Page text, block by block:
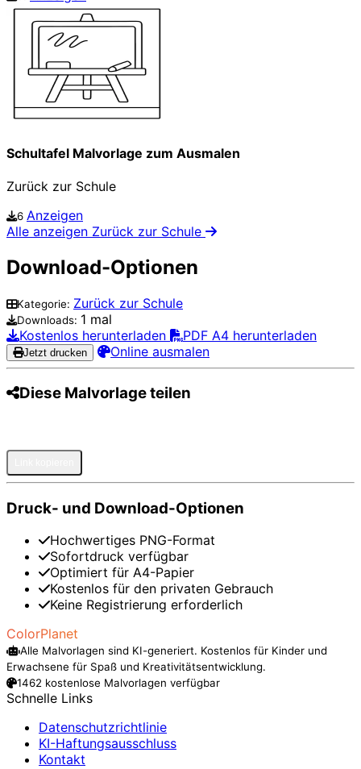
Schultafel Malvorlage zum Ausmalen
Zurück zur Schule
6 Anzeigen
Alle anzeigen Zurück zur Schule
Download-Optionen
Kategorie: Zurück zur Schule
Downloads: 1 mal
Kostenlos herunterladen
PDF A4 herunterladen
Jetzt drucken Online ausmalen
Diese Malvorlage teilen
Druck- und Download-Optionen
Hochwertiges PNG-Format
Sofortdruck verfügbar
Optimiert für A4-Papier
Kostenlos für den privaten Gebrauch
Keine Registrierung erforderlich
ColorPlanet
Alle Malvorlagen sind KI-generiert. Kostenlos für Kinder und
Erwachsene für Spaß und Kreativitätsentwicklung.
1462 kostenlose Malvorlagen verfügbar
Schnelle Links
Datenschutzrichtlinie
KI-Haftungsausschluss
Kontakt